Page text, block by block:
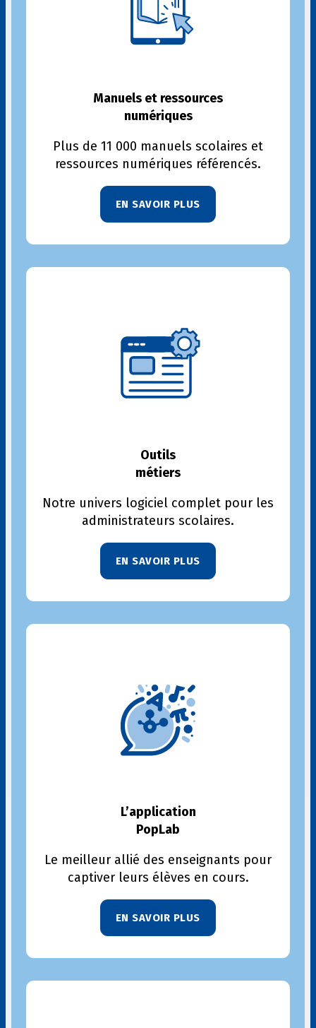
Manuels et ressources
numériques
Plus de 11 000 manuels scolaires et
ressources numériques référencés.
EN SAVOIR PLUS
Outils
métiers
Notre univers logiciel complet pour les
administrateurs scolaires.
EN SAVOIR PLUS
L’application
PopLab
Le meilleur allié des enseignants pour
captiver leurs élèves en cours.
EN SAVOIR PLUS